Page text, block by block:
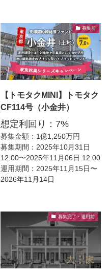
募集前
【トモタクMINI】トモタク
CF114号（小金井）
想定利回り：7%
募集金額：1億1,250万円
募集期間：2025年10月31日
12:00〜2025年11月06日 12:00
運用期間：2025年11月15日〜
2026年11月14日
募集完了・運用前